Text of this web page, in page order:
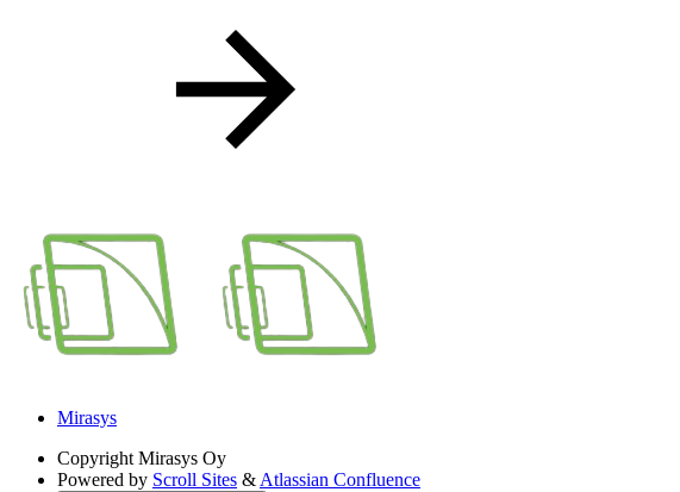
Mirasys
Copyright Mirasys Oy
Powered by Scroll Sites & Atlassian Confluence